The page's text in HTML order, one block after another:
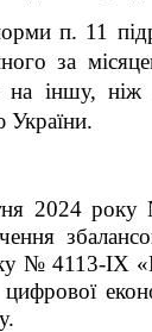
п. 11
за
на іншу,
України.
2024
№ 4113-ІХ